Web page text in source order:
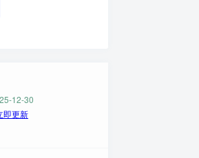
12-30
即更新